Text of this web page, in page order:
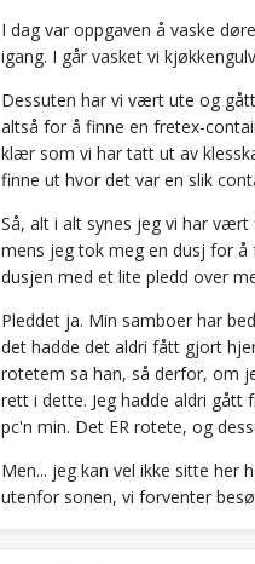
I dag var oppgaven å vaske
igang. I går vasket vi
Dessuten har vi vært ute og
altså for å finne en fretex-
klær som vi har tatt ut av
finne ut hvor det var en slik
Så, alt i alt synes jeg vi har
mens jeg tok meg en dusj for å
dusjen med et lite pledd over
Pleddet ja. Min samboer har
det hadde det aldri fått gjort
rotetem sa han, så derfor, om
rett i dette. Jeg hadde aldri gått
pc'n min. Det ER rotete, og
Men... jeg kan vel ikke sitte her
utenfor sonen, vi forventer